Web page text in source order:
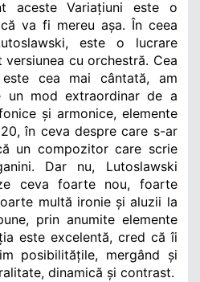
aceste Variațiuni este o
va fi mereu așa. În ceea
este o lucrare
cu orchestră. Cea
cea mai cântată, am
un mod extraordinar de a
și armonice, elemente
în ceva despre care s-ar
un compozitor care scrie
Dar nu, Lutoslawski
ceva foarte nou, foarte
multă ironie și aluzii la
prin anumite elemente
este excelentă, cred că îi
posibilitățile, mergând și
dinamică și contrast.